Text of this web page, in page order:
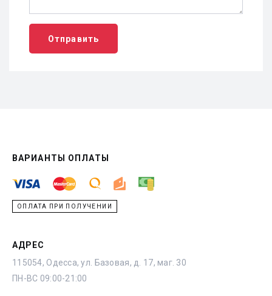
Отправить
ВАРИАНТЫ ОПЛАТЫ
ОПЛАТА ПРИ ПОЛУЧЕНИИ
АДРЕС
115054, Одесса, ул. Базовая, д. 17, маг. 30
ПН-ВС 09:00-21:00